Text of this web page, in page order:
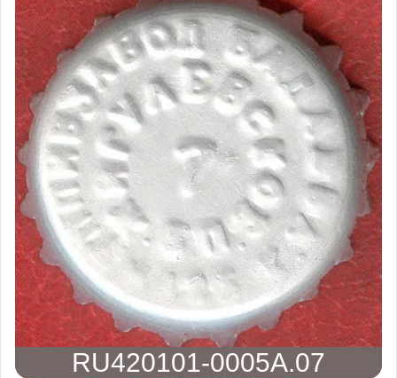
RU420101-0005A.07